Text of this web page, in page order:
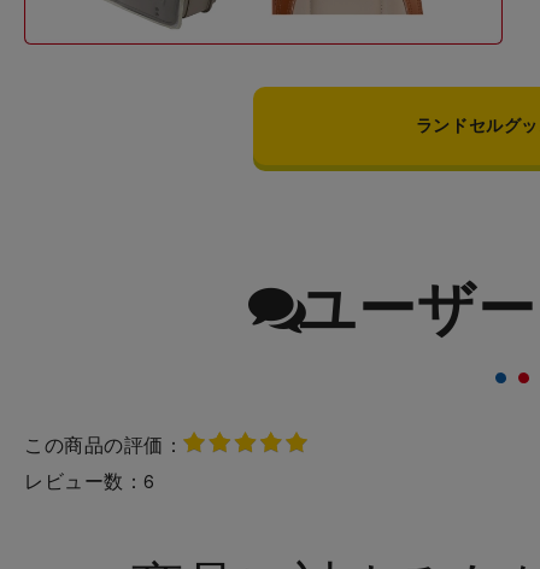
ランドセルグ
ユーザ
この商品の評価：
レビュー数： 6